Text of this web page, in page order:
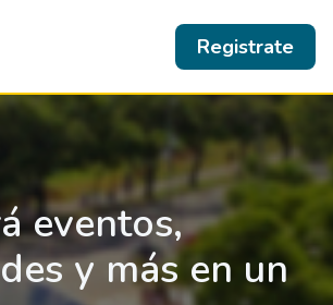
Registrate
eventos,
y más en un